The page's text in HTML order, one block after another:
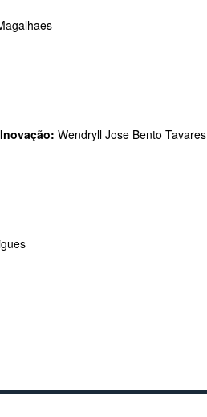
Wendryll Jose Bento Tavares